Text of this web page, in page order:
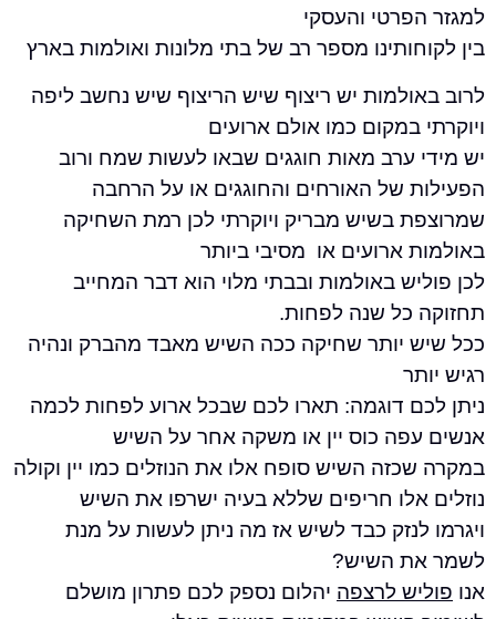
והעסקי
מספר רב של בתי מלונות ואולמות בארץ
יש ריצוף שיש הריצוף שיש נחשב ליפה
במקום כמו אולם ארועים
ערב מאות חוגגים שבאו לעשות שמח ורוב
של האורחים והחוגגים או על הרחבה
בשיש מבריק ויוקרתי לכן רמת השחיקה
ארועים או מסיבי ביותר
באולמות ובבתי מלוי הוא דבר המחייב
כל שנה לפחות.
יותר שחיקה ככה השיש מאבד מהברק ונהיה
דוגמה: תארו לכם שבכל ארוע לפחות לכמה
כוס יין או משקה אחר על השיש
השיש סופח אלו את הנוזלים כמו יין וקולה
חריפים שללא בעיה ישרפו את השיש
כבד לשיש אז מה ניתן לעשות על מנת
השיש?
לרצפהיהלום נספק לכם פתרון מושלם